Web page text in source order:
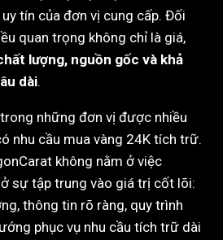
tín của đơn vị cung cấp. Đối
quan trọng không chỉ là giá,
lượng, nguồn gốc và khả
dài.
những đơn vị được nhiều
nhu cầu mua vàng 24K tích trữ.
không nằm ở việc
sự tập trung vào giá trị cốt lõi:
thông tin rõ ràng, quy trình
phục vụ nhu cầu tích trữ dài